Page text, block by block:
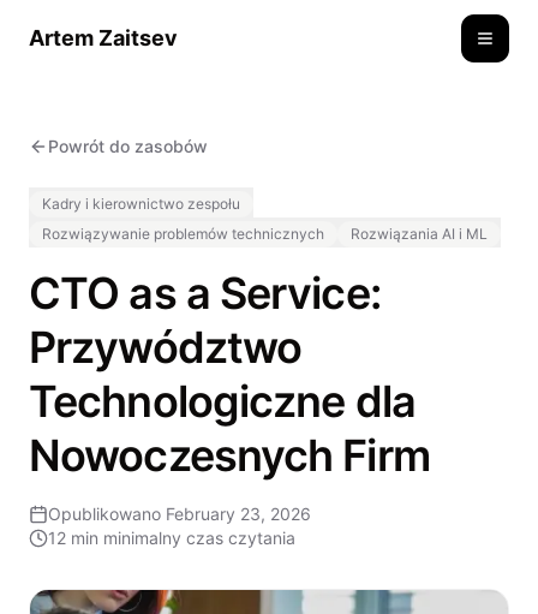
Artem Zaitsev
Powrót do zasobów
Kadry i kierownictwo zespołu
Rozwiązywanie problemów technicznych
Rozwiązania AI i ML
CTO as a Service:
Przywództwo
Technologiczne dla
Nowoczesnych Firm
Opublikowano February 23, 2026
12 min minimalny czas czytania